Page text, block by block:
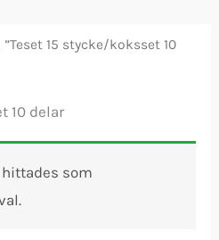
15 stycke/koksset 10
10 delar
som